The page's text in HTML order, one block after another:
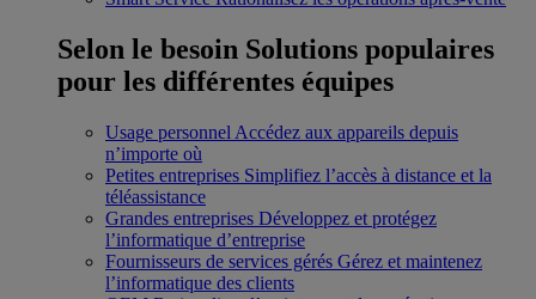
Selon le besoin Solutions populaires
pour les différentes équipes
Usage personnel Accédez aux appareils depuis
n’importe où
Petites entreprises Simplifiez l’accès à distance et la
téléassistance
Grandes entreprises Développez et protégez
l’informatique d’entreprise
Fournisseurs de services gérés Gérez et maintenez
l’informatique des clients